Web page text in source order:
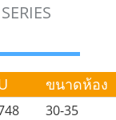
ขนาดห้อง
30-35